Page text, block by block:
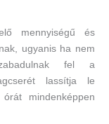
mennyiségű és
ugyanis ha nem
fel a
lassítja le
mindenképpen